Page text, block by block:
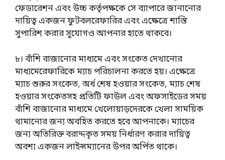
ফেডারেশন এবং উচ্চ কর্তৃপক্ষকে সে ব্যাপারে জানানোর
দায়িত্ব একজন ফুটবলরেফারির এবং এক্ষেত্রে শাস্তি
সুপারিশ করার সুযোগও আপনার হাতে থাকবে।
৮। বাঁশি বাজানোর মাধ্যমে এবং সংকেত দেখানোর
মাধ্যমেরেফারিকে ম্যাচ পরিচালনা করতে হয়। এক্ষেত্রে
ম্যাচ শুরুর সংকেত, অর্ধ শেষ হওয়ার সংকেত, ম্যাচ শেষ
হওয়ার সংকেতসহ প্রতিটি ফাউল এবং অফসাইডের সময়
বাঁশি বাজানোর মাধ্যমে খেলোয়াড়দেরকে খেলা সাময়িক
থামানোর জন্য অবহিত করতে হবে আপনাকে। ম্যাচের
জন্য অতিরিক্ত বরাদ্দকৃত সময় নির্ধারণ করার দায়িত্ব
অবশ্য একজন লাইন্সম্যানের উপর অর্পিত থাকে।